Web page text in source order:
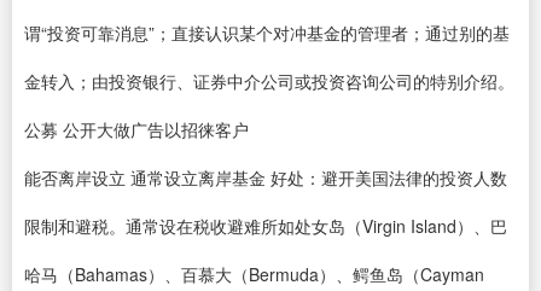
谓“投资可靠消息”；直接认识某个对冲基金的管理者；通过别的基
金转入；由投资银行、证券中介公司或投资咨询公司的特别介绍。
公募 公开大做广告以招徕客户
能否离岸设立 通常设立离岸基金 好处：避开美国法律的投资人数
限制和避税。通常设在税收避难所如处女岛（Virgin Island）、巴
哈马（Bahamas）、百慕大（Bermuda）、鳄鱼岛（Cayman